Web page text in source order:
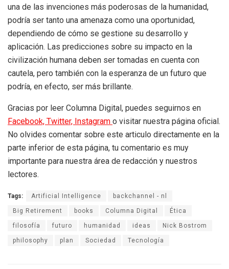
una de las invenciones más poderosas de la humanidad,
podría ser tanto una amenaza como una oportunidad,
dependiendo de cómo se gestione su desarrollo y
aplicación. Las predicciones sobre su impacto en la
civilización humana deben ser tomadas en cuenta con
cautela, pero también con la esperanza de un futuro que
podría, en efecto, ser más brillante.
Gracias por leer Columna Digital, puedes seguirnos en
Facebook, Twitter, Instagram o visitar nuestra página oficial.
No olvides comentar sobre este articulo directamente en la
parte inferior de esta página, tu comentario es muy
importante para nuestra área de redacción y nuestros
lectores.
Tags: Artificial Intelligence backchannel - nl
Big Retirement books Columna Digital Ética
filosofía futuro humanidad ideas Nick Bostrom
philosophy plan Sociedad Tecnología